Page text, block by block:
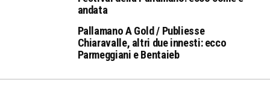
andata
Pallamano A Gold / Publiesse
Chiaravalle, altri due innesti: ecco
Parmeggiani e Bentaieb